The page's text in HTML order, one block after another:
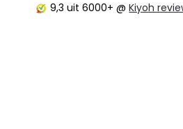
9,3 uit 6000+ @Kiyoh